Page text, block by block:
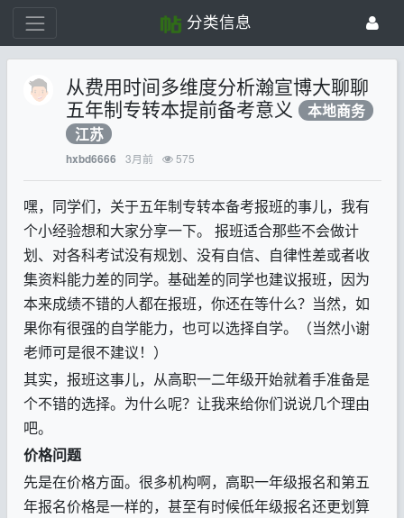
分类信息
从费用时间多维度分析瀚宣博大聊聊
五年制专转本提前备考意义 本地商务
江苏
hxbd6666 3月前 575
嘿，同学们，关于五年制专转本备考报班的事儿，我有
个小经验想和大家分享一下。
报班适合那些不会做计
划、对各科考试没有规划、没有自信、自律性差或者收
集资料能力差的同学。基础差的同学也建议报班，因为
本来成绩不错的人都在报班，你还在等什么？当然，如
果你有很强的自学能力，也可以选择自学。（当然小谢
老师可是很不建议！）
其实，报班这事儿，从高职一二年级开始就着手准备是
个不错的选择。为什么呢？让我来给你们说说几个理由
吧。
价格问题
先是在价格方面。很多机构啊，高职一年级报名和第五
年报名价格是一样的，甚至有时候低年级报名还更划算